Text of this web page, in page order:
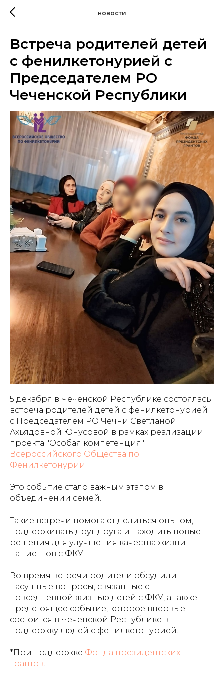
новости
Встреча родителей детей
с фенилкетонурией с
Председателем РО
Чеченской Республики
5 декабря в Чеченской Республике состоялась
встреча родителей детей с фенилкетонурией
с Председателем РО Чечни Светланой
Ахьядовной Юнусовой в рамках реализации
проекта "Особая компетенция"
Всероссийского Общества по
Фенилкетонурии
Это событие стало важным этапом в
объединении семей.
Такие встречи помогают делиться опытом,
поддерживать друг друга и находить новые
решения для улучшения качества жизни
пациентов с ФКУ.
Во время встречи родители обсудили
насущные вопросы, связанные с
повседневной жизнью детей с ФКУ, а также
предстоящее событие, которое впервые
состоится в Чеченской Республике в
поддержку людей с фенилкетонурией.
*При поддержке Фонда президентских
грантов